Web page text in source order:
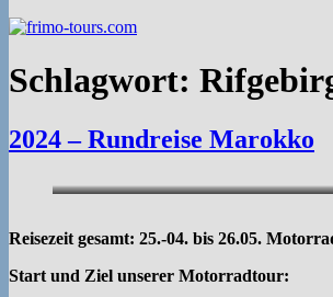
Schlagwort:
2024 – Rundreise Marokko
Reisezeit gesamt: 25.-04. bis 26.05.
Start und Ziel unserer Motorradtour: